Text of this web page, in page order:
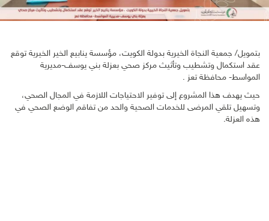
بتمويل/ جمعية النجاة الخيرية بدولة الكويت، مؤسسة ينابيع الخير الخيرية توقع
عقد استكمال وتشطيب وتأثيث مركز صحي بعزلة بني يوسف-مديرية
المواسط- محافظة تعز .
حيث يهدف هذا المشروع إلى توفير الاحتياجات اللازمة في المجال الصحي،
وتسهيل تلقي المرضى للخدمات الصحية والحد من تفاقم الوضع الصحي في
هذه العزلة.